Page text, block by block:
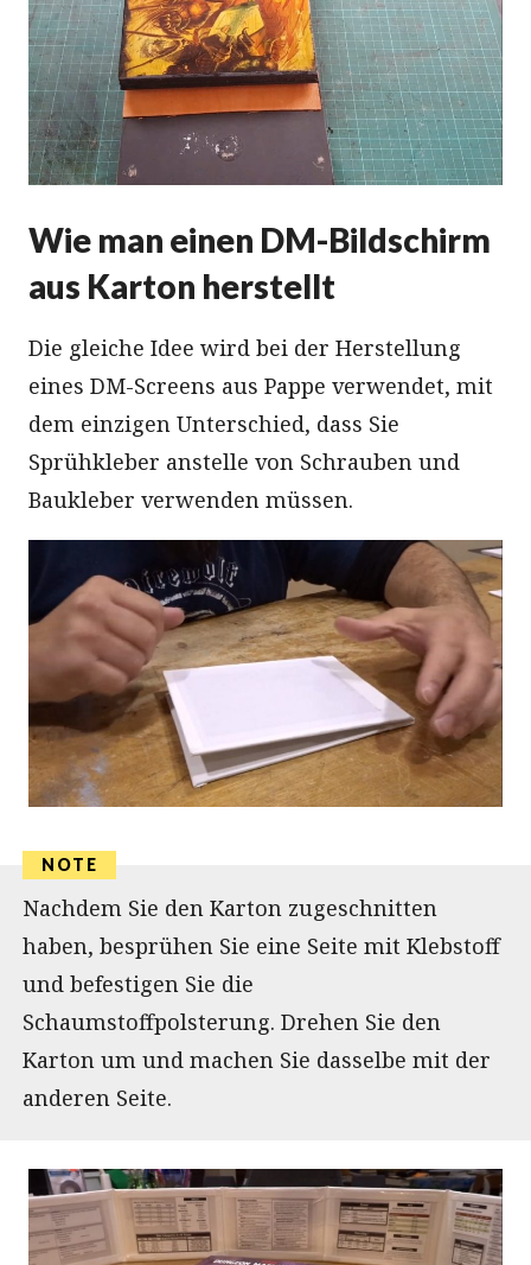
Wie man einen DM-Bildschirm
aus Karton herstellt
Die gleiche Idee wird bei der Herstellung
eines DM-Screens aus Pappe verwendet, mit
dem einzigen Unterschied, dass Sie
Sprühkleber anstelle von Schrauben und
Baukleber verwenden müssen.
Nachdem Sie den Karton zugeschnitten
haben, besprühen Sie eine Seite mit Klebstoff
und befestigen Sie die
Schaumstoffpolsterung. Drehen Sie den
Karton um und machen Sie dasselbe mit der
anderen Seite.